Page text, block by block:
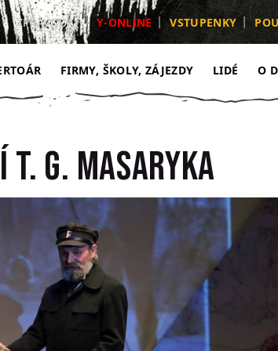
FIRMY, ŠKOLY, ZÁJEZDY LIDÉ O
ZPRAVODAJ Y-ONLINE VSTUPENKY
G. Masaryka